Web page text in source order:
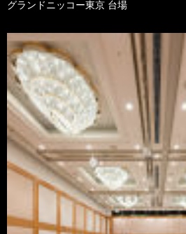
グランドニッコー東京 台場